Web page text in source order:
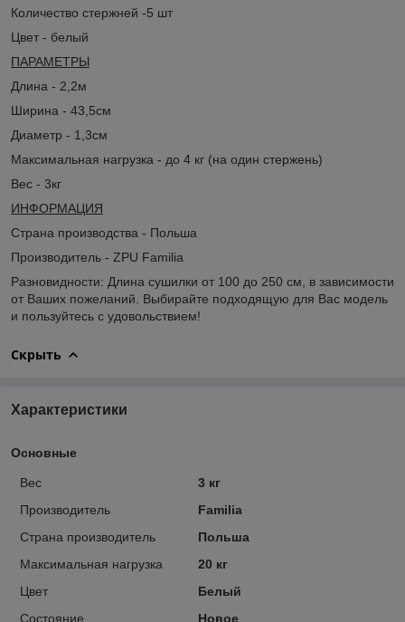
Количество стержней -5 шт
Цвет - белый
ПАРАМЕТРЫ
Длина - 2,2м
Ширина - 43,5см
Диаметр - 1,3см
Максимальная нагрузка - до 4 кг (на один стержень)
Вес - 3кг
ИНФОРМАЦИЯ
Страна производства - Польша
Производитель - ZPU Familia
Разновидности: Длина сушилки от 100 до 250 см, в зависимости
от Ваших пожеланий. Выбирайте подходящую для Вас модель
и пользуйтесь с удовольствием!
Скрыть
Характеристики
Основные
Вес
3 кг
Производитель
Familia
Страна производитель
Польша
Максимальная нагрузка
20 кг
Цвет
Белый
Состояние
Новое